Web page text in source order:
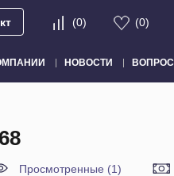
(0) (0)
НОВОСТИ
Просмотренные (1)